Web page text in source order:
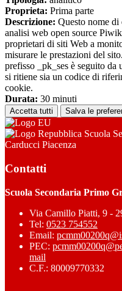
Proprieta: Prima parte
Descrizione: Questo nome di
analisi web open source
proprietari di siti Web a
misurare le prestazioni del
prefisso _pk_ses è seguito da
si ritiene sia un codice di
cookie.
Durata: 30 minuti
Accetta tutti Salva le
Scuola
Carducci Piacenza
Contatti
Scuola Secondaria Primo
Via Camillo Piatti, 9 -
Tel: 0523 754552
Email:
PEC:
mail
C.F.: 80009770332